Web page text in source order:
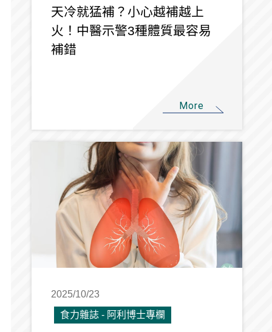
天冷就猛補？小心越補越上
火！中醫示警3種體質最容易
補錯
More
2025/10/23
食力雜誌 - 阿利博士專欄